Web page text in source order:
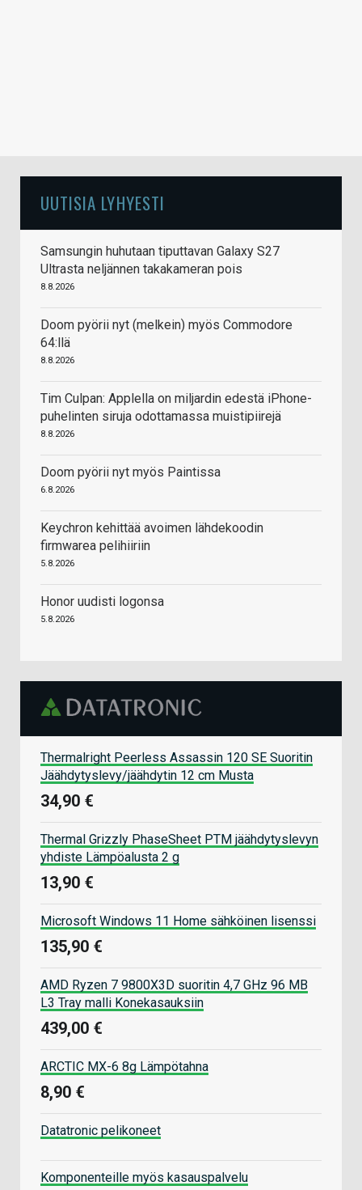
UUTISIA LYHYESTI
Samsungin huhutaan tiputtavan Galaxy S27
Ultrasta neljännen takakameran pois
8.8.2026
Doom pyörii nyt (melkein) myös Commodore
64:llä
8.8.2026
Tim Culpan: Applella on miljardin edestä iPhone-
puhelinten siruja odottamassa muistipiirejä
8.8.2026
Doom pyörii nyt myös Paintissa
6.8.2026
Keychron kehittää avoimen lähdekoodin
firmwarea pelihiiriin
5.8.2026
Honor uudisti logonsa
5.8.2026
Thermalright Peerless Assassin 120 SE Suoritin
Jäähdytyslevy/jäähdytin 12 cm Musta
34,90 €
Thermal Grizzly PhaseSheet PTM jäähdytyslevyn
yhdiste Lämpöalusta 2 g
13,90 €
Microsoft Windows 11 Home sähköinen lisenssi
135,90 €
AMD Ryzen 7 9800X3D suoritin 4,7 GHz 96 MB
L3 Tray malli Konekasauksiin
439,00 €
ARCTIC MX-6 8g Lämpötahna
8,90 €
Datatronic pelikoneet
Komponenteille myös kasauspalvelu